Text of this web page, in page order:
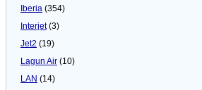
Iberia (354)
Interjet(3)
Jet2 (19)
Lagun Air (10)
LAN (14)